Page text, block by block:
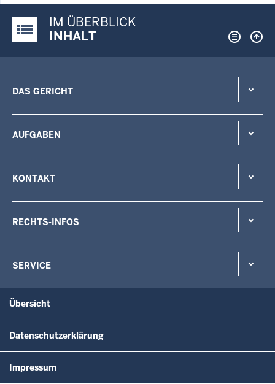
Justiz-Portal im Überblick:
IM ÜBERBLICK
INHALT
DAS GERICHT
AUFGABEN
KONTAKT
RECHTS-INFOS
SERVICE
Übersicht
Datenschutzerklärung
Impressum